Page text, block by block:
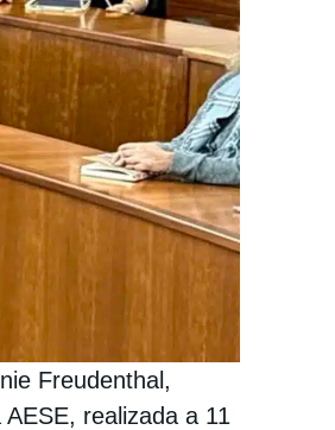
Freudenthal,
realizada a 11